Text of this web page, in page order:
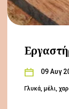
09 Αυγ
Γλυκά, μέλι,